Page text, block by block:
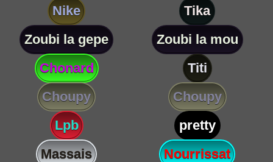
Nike
Tika
Zoubi la gepe
Zoubi la mou
Chonard
Titi
Choupy
Choupy
Lpb
pretty
Massais
Nourrissat